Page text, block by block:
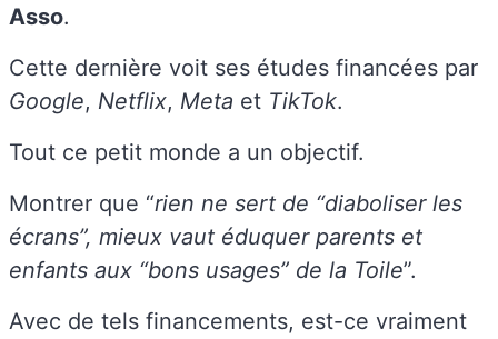
Asso.
Cette dernière voit ses études financées par
Google, Netflix, Meta et TikTok.
Tout ce petit monde a un objectif.
Montrer que “rien ne sert de “diaboliser les
écrans”, mieux vaut éduquer parents et
enfants aux “bons usages” de la Toile”.
Avec de tels financements, est-ce vraiment